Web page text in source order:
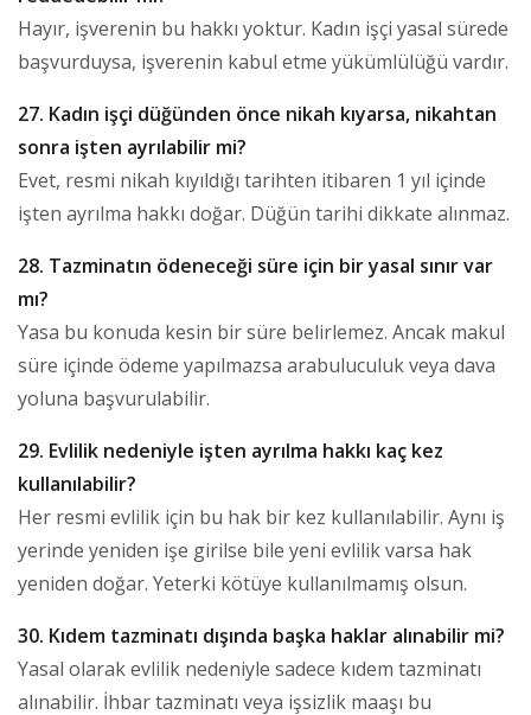
Hayır, işverenin bu hakkı yoktur. Kadın işçi yasal sürede
başvurduysa, işverenin kabul etme yükümlülüğü vardır.
27. Kadın işçi düğünden önce nikah kıyarsa, nikahtan
sonra işten ayrılabilir mi?
Evet, resmi nikah kıyıldığı tarihten itibaren 1 yıl içinde
işten ayrılma hakkı doğar. Düğün tarihi dikkate alınmaz.
28. Tazminatın ödeneceği süre için bir yasal sınır var
mı?
Yasa bu konuda kesin bir süre belirlemez. Ancak makul
süre içinde ödeme yapılmazsa arabuluculuk veya dava
yoluna başvurulabilir.
29. Evlilik nedeniyle işten ayrılma hakkı kaç kez
kullanılabilir?
Her resmi evlilik için bu hak bir kez kullanılabilir. Aynı iş
yerinde yeniden işe girilse bile yeni evlilik varsa hak
yeniden doğar. Yeterki kötüye kullanılmamış olsun.
30. Kıdem tazminatı dışında başka haklar alınabilir mi?
Yasal olarak evlilik nedeniyle sadece kıdem tazminatı
alınabilir. İhbar tazminatı veya işsizlik maaşı bu